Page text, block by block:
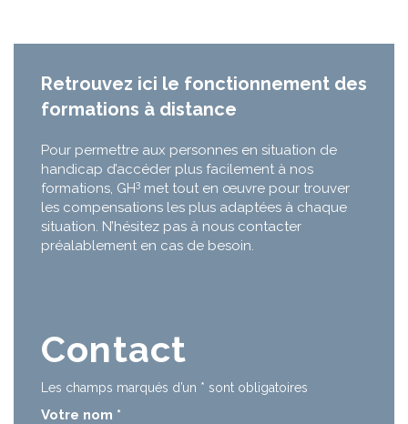
Retrouvez ici le fonctionnement des
formations à distance
Pour permettre aux personnes en situation de
handicap d’accéder plus facilement à nos
formations, GH3 met tout en œuvre pour trouver
les compensations les plus adaptées à chaque
situation. N’hésitez pas à nous contacter
préalablement en cas de besoin.
Contact
Les champs marqués d’un * sont obligatoires
Votre nom *